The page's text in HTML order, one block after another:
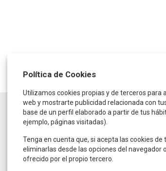
HORARIO
De lunes a jueves:
de 9:30 a 14:00 horas
Viernes:
De 9:00 a 15:00 horas
Política de Cookies
Utilizamos cookies propias y de terceros para
web y mostrarte publicidad relacionada con
base de un perfil elaborado a partir de tus
ejemplo, páginas visitadas).
Tenga en cuenta que, si acepta las cookies de
eliminarlas desde las opciones del navegador
ofrecido por el propio tercero.